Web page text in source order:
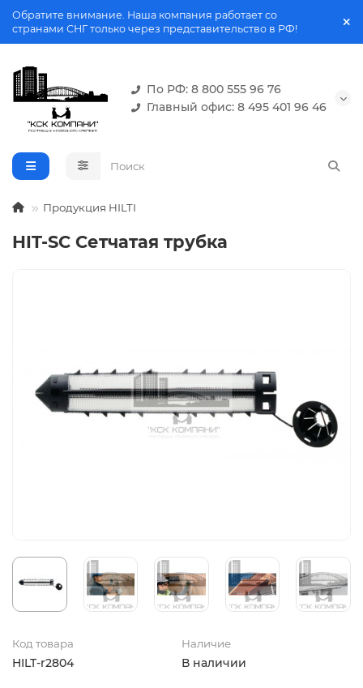
Обратите внимание. Наша компания работает со
странами СНГ только через представительство в РФ!
По РФ: 8 800 555 96 76
Главный офис: 8 495 401 96 46
Продукция HILTI
HIT-SC Сетчатая трубка
Код товара
HILT-r2804
Наличие
В наличии